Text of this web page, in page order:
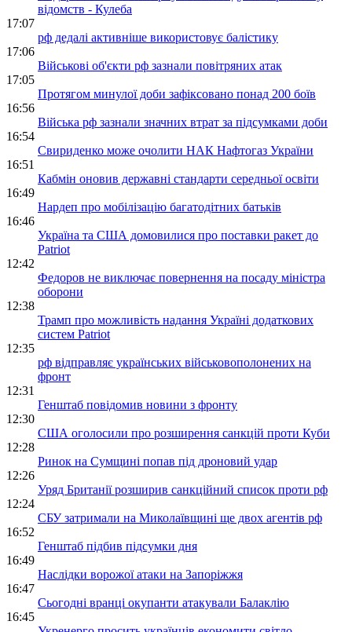
відомств - Кулеба
17:07
рф дедалі активніше використовує балістику
17:06
Військові об'єкти рф зазнали повітряних атак
17:05
Протягом минулої доби зафіксовано понад 200 боїв
16:56
Війська рф зазнали значних втрат за підсумками доби
16:54
Свириденко може очолити НАК Нафтогаз України
16:51
Кабмін оновив державні стандарти середньої освіти
16:49
Нардеп про мобілізацію багатодітних батьків
16:46
Україна та США домовилися про поставки ракет до
Patriot
12:42
Федоров не виключає повернення на посаду міністра
оборони
12:38
Трамп про можливість надання Україні додаткових
систем Patriot
12:35
рф відправляє українських військовополонених на
фронт
12:31
Генштаб повідомив новини з фронту
12:30
США оголосили про розширення санкцій проти Куби
12:28
Ринок на Сумщині попав під дроновий удар
12:26
Уряд Британії розширив санкційний список проти рф
12:24
СБУ затримали на Миколаївщині ще двох агентів рф
16:52
Генштаб підбив підсумки дня
16:49
Наслідки ворожої атаки на Запоріжжя
16:47
Сьогодні вранці окупанти атакували Балаклію
16:45